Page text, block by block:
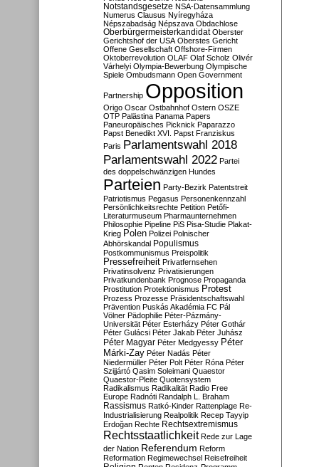
Notstandsgesetze NSA-Datensammlung
Numerus Clausus Nyíregyháza
Népszabadság Népszava Obdachlose
Oberbürgermeisterkandidat Oberster
Gerichtshof der USA Oberstes Gericht
Offene Gesellschaft Offshore-Firmen
Oktoberrevolution OLAF Olaf Scholz Olivér
Várhelyi Olympia-Bewerbung Olympische
Spiele Ombudsmann Open Government
Partnership Opposition
Origo Oscar Ostbahnhof Ostern OSZE
OTP Palästina Panama Papers
Paneuropäisches Picknick Paparazzo
Papst Benedikt XVI. Papst Franziskus
Paris Parlamentswahl 2018
Parlamentswahl 2022 Partei
des doppelschwänzigen Hundes
Parteien Party-Bezirk Patentstreit
Patriotismus Pegasus Personenkennzahl
Persönlichkeitsrechte Petition Petőfi-
Literaturmuseum Pharmaunternehmen
Philosophie Pipeline PiS Pisa-Studie Plakat-
Krieg Polen Polizei Polnischer
Abhörskandal Populismus
Postkommunismus Preispolitik
Pressefreiheit Privatfernsehen
Privatinsolvenz Privatisierungen
Privatkundenbank Prognose Propaganda
Prostitution Protektionismus Protest
Prozess Prozesse Präsidentschaftswahl
Prävention Puskás Akadémia FC Pál
Völner Pädophilie Péter-Pázmány-
Universität Péter Esterházy Péter Gothár
Péter Gulácsi Péter Jakab Péter Juhász
Péter Magyar Péter Medgyessy Péter
Márki-Zay Péter Nadás Péter
Niedermüller Péter Polt Péter Róna Péter
Szijjártó Qasim Soleimani Quaestor
Quaestor-Pleite Quotensystem
Radikalismus Radikalität Radio Free
Europe Radnóti Randalph L. Braham
Rassismus Ratkó-Kinder Rattenplage Re-
Industrialisierung Realpolitik Recep Tayyip
Erdoğan Rechte Rechtsextremismus
Rechtsstaatlichkeit Rede zur Lage
der Nation Referendum Reform
Reformation Regimewechsel Reisefreiheit